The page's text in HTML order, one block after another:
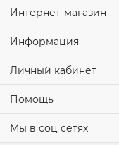
Интернет-магазин
Информация
Личный кабинет
Помощь
Мы в соц сетях